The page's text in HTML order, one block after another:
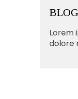
Lorem
dolore